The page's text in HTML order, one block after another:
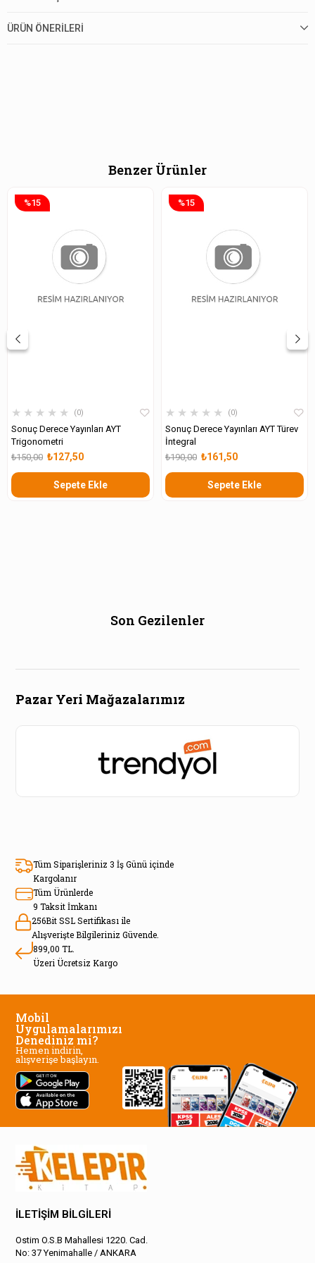
ÜRÜN ÖNERILERI
Benzer Ürünler
★ ★ ★ ★ ★ 0
Sonuç Derece Yayınları AYT
Trigonometri
₺127,50
₺150,00
Sepete Ekle
%15
★ ★ ★ ★ ★ 0
Sonuç Derece Yayınları AYT Türev
İntegral
₺161,50
₺190,00
Sepete Ekle
%15
Son Gezilenler
Pazar Yeri Mağazalarımız
Tüm Siparişleriniz 3 İş Günü içinde
Kargolanır
Tüm Ürünlerde
9 Taksit İmkanı
256Bit SSL Sertifikası ile
Alışverişte Bilgileriniz Güvende.
899,00 TL.
Üzeri Ücretsiz Kargo
Mobil
Uygulamalarımızı
Denediniz mi?
Hemen indirin,
alışverişe başlayın.
İLETİŞİM BİLGİLERİ
Ostim O.S.B Mahallesi 1220. Cad.
No: 37 Yenimahalle / ANKARA